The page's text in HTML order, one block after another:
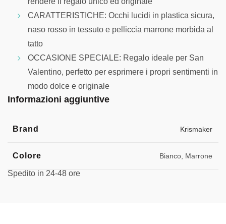
CARATTERISTICHE: Occhi lucidi in plastica sicura,
naso rosso in tessuto e pelliccia marrone morbida al
tatto
OCCASIONE SPECIALE: Regalo ideale per San
Valentino, perfetto per esprimere i propri sentimenti in
modo dolce e originale
Informazioni aggiuntive
Brand Krismaker
Colore Bianco, Marrone
Spedito in 24-48 ore